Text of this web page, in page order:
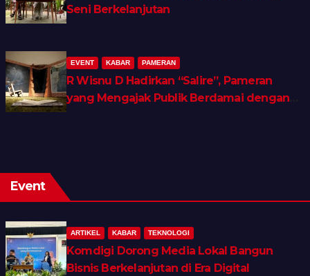
Seni Berkelanjutan
EVENT KABAR PAMERAN
R Wisnu D Hadirkan “Salire”, Pameran
yang Mengajak Publik Berdamai dengan
Event
ARTIKEL KABAR TEKNOLOGI
Komdigi Dorong Media Lokal Bangun
Bisnis Berkelanjutan di Era Digital